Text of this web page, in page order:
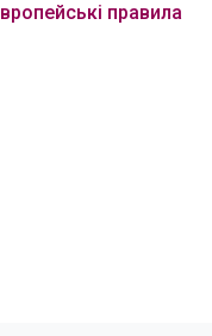
правила